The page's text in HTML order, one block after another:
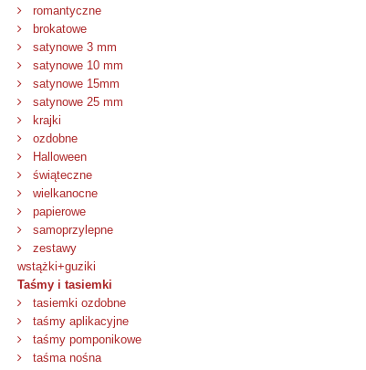
romantyczne
brokatowe
satynowe 3 mm
satynowe 10 mm
satynowe 15mm
satynowe 25 mm
krajki
ozdobne
Halloween
świąteczne
wielkanocne
papierowe
samoprzylepne
zestawy
wstążki+guziki
Taśmy i tasiemki
tasiemki ozdobne
taśmy aplikacyjne
taśmy pomponikowe
taśma nośna